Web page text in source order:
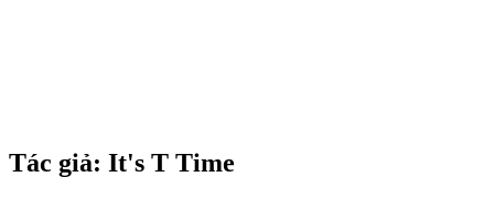
Tác giả: It's T Time